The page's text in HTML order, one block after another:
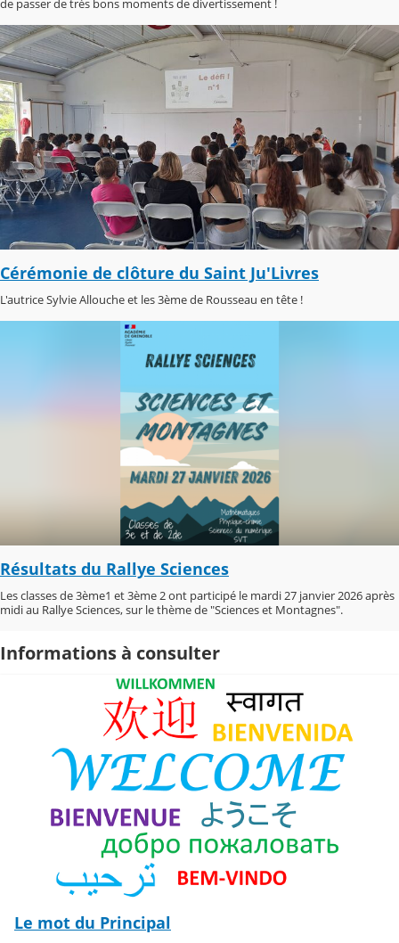
de passer de très bons moments de divertissement !
Cérémonie de clôture du Saint Ju'Livres
L'autrice Sylvie Allouche et les 3ème de Rousseau en tête !
Résultats du Rallye Sciences
Les classes de 3ème1 et 3ème 2 ont participé le mardi 27 janvier 2026 après
midi au Rallye Sciences, sur le thème de "Sciences et Montagnes".
Informations à consulter
Le mot du Principal